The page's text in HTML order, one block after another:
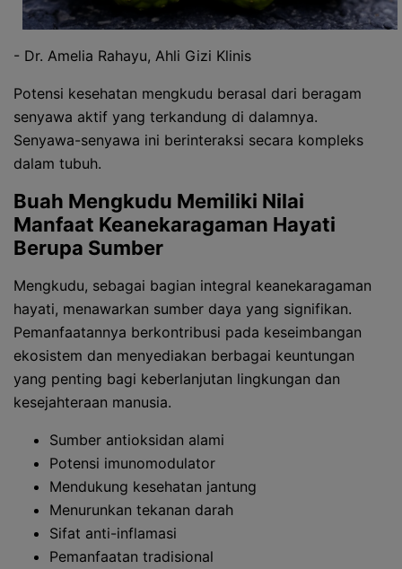
- Dr. Amelia Rahayu, Ahli Gizi Klinis
Potensi kesehatan mengkudu berasal dari beragam
senyawa aktif yang terkandung di dalamnya.
Senyawa-senyawa ini berinteraksi secara kompleks
dalam tubuh.
Buah Mengkudu Memiliki Nilai
Manfaat Keanekaragaman Hayati
Berupa Sumber
Mengkudu, sebagai bagian integral keanekaragaman
hayati, menawarkan sumber daya yang signifikan.
Pemanfaatannya berkontribusi pada keseimbangan
ekosistem dan menyediakan berbagai keuntungan
yang penting bagi keberlanjutan lingkungan dan
kesejahteraan manusia.
Sumber antioksidan alami
Potensi imunomodulator
Mendukung kesehatan jantung
Menurunkan tekanan darah
Sifat anti-inflamasi
Pemanfaatan tradisional